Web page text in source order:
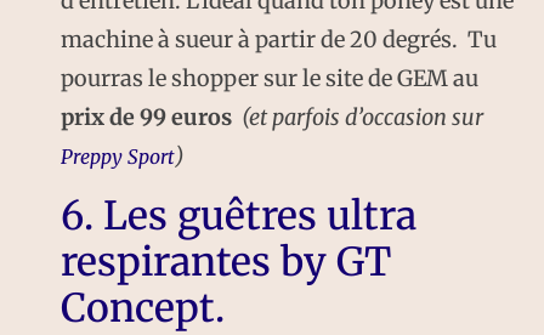
machine à sueur à partir de 20 degrés. Tu
pourras le shopper sur le site de GEM au
prix de 99 euros (et parfois d’occasion sur
Preppy Sport)
6. Les guêtres ultra
respirantes by GT
Concept.